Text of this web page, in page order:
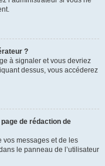
?
à signaler et vous devriez
dessus, vous accéderez
de rédaction de
vos messages et de les
le panneau de l’utilisateur